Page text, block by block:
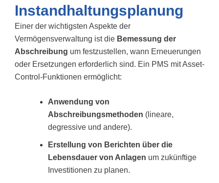
Instandhaltungsplanung
Einer der wichtigsten Aspekte der
Vermögensverwaltung ist die Bemessung der
Abschreibung um festzustellen, wann Erneuerungen
oder Ersetzungen erforderlich sind. Ein PMS mit Asset-
Control-Funktionen ermöglicht:
Anwendung von
Abschreibungsmethoden (lineare,
degressive und andere).
Erstellung von Berichten über die
Lebensdauer von Anlagen um zukünftige
Investitionen zu planen.